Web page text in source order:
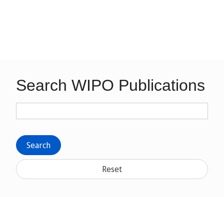
Search WIPO Publications
Search
Reset